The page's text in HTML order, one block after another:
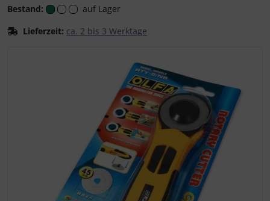
Bestand:
auf Lager
Lieferzeit: ca. 2 bis 3 Werktage